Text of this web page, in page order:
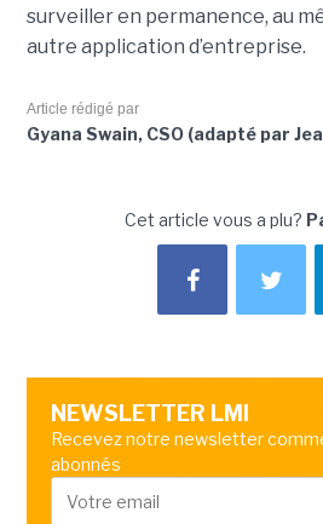
surveiller en permanence, au
autre application d’entreprise.
Article rédigé par
Gyana Swain, CSO (adapté par
Cet article vous a plu?
NEWSLETTER LMI
Recevez notre newsletter
abonnés